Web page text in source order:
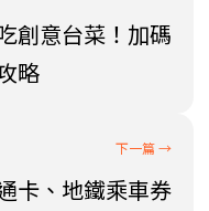
創意台菜！加碼
略
卡、地鐵乘車券